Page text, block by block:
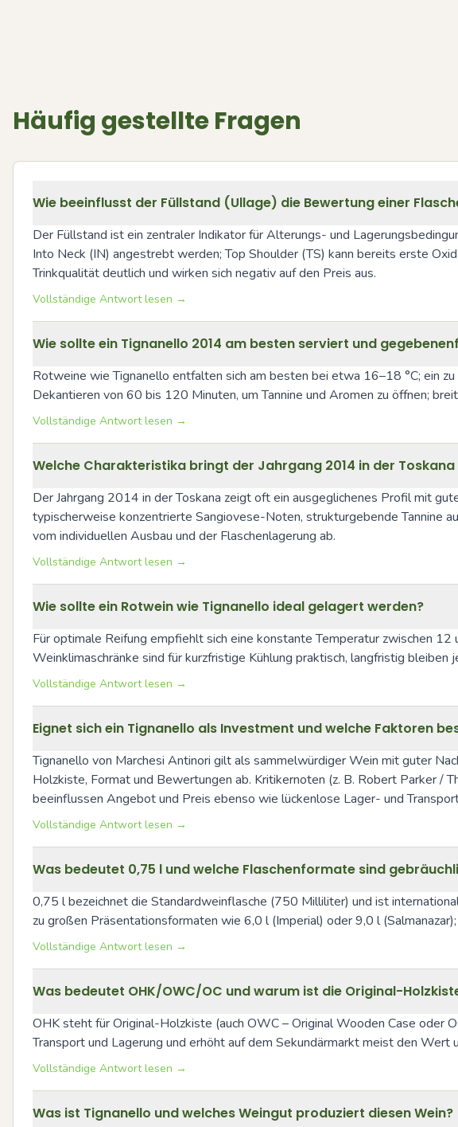
Häufig gestellte Fragen
Wie beeinflusst der Füllstand (Ullage) die Bewertung einer
Der Füllstand ist ein zentraler Indikator für Alterungs- und
Into Neck (IN) angestrebt werden; Top Shoulder (TS) kann bereits erste
Trinkqualität deutlich und wirken sich negativ auf den Preis aus.
Vollständige Antwort lesen →
Wie sollte ein Tignanello 2014 am besten serviert und
Rotweine wie Tignanello entfalten sich am besten bei etwa 16–18 °C; ein
Dekantieren von 60 bis 120 Minuten, um Tannine und Aromen zu öffnen;
Vollständige Antwort lesen →
Welche Charakteristika bringt der Jahrgang 2014 in der
Der Jahrgang 2014 in der Toskana zeigt oft ein ausgeglichenes Profil mit
typischerweise konzentrierte Sangiovese-Noten, strukturgebende Tannine
vom individuellen Ausbau und der Flaschenlagerung ab.
Vollständige Antwort lesen →
Wie sollte ein Rotwein wie Tignanello ideal gelagert werden?
Für optimale Reifung empfiehlt sich eine konstante Temperatur zwischen
Weinklimaschränke sind für kurzfristige Kühlung praktisch, langfristig
Vollständige Antwort lesen →
Eignet sich ein Tignanello als Investment und welche Faktoren
Tignanello von Marchesi Antinori gilt als sammelwürdiger Wein mit guter
Holzkiste, Format und Bewertungen ab. Kritikernoten (z. B. Robert Parker
beeinflussen Angebot und Preis ebenso wie lückenlose Lager- und
Vollständige Antwort lesen →
Was bedeutet 0,75 l und welche Flaschenformate sind
0,75 l bezeichnet die Standardweinflasche (750 Milliliter) und ist
zu großen Präsentationsformaten wie 6,0 l (Imperial) oder 9,0 l
Vollständige Antwort lesen →
Was bedeutet OHK/OWC/OC und warum ist die Original-
OHK steht für Original-Holzkiste (auch OWC – Original Wooden Case oder
Transport und Lagerung und erhöht auf dem Sekundärmarkt meist den
Vollständige Antwort lesen →
Was ist Tignanello und welches Weingut produziert diesen Wein?